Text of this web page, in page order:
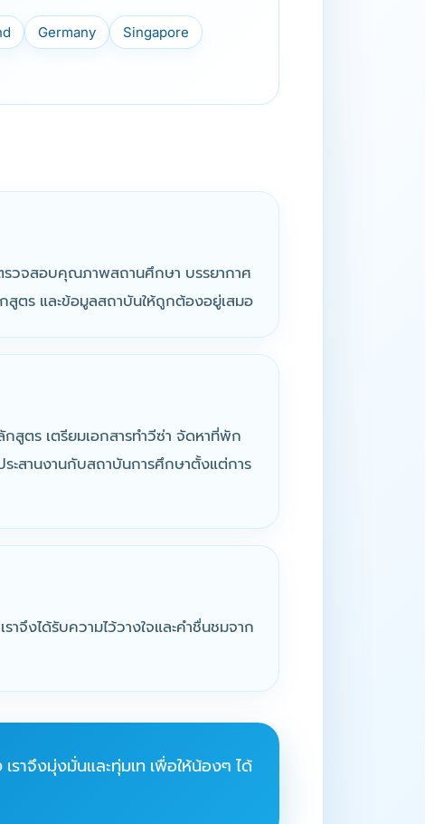
Germany
Singapore
ตรวจสอบคุณภาพสถานศึกษา บรรยากาศ
สูตร และข้อมูลสถาบันให้ถูกต้องอยู่เสมอ
สูตร เตรียมเอกสารทำวีซ่า จัดหาที่พัก
ระสานงานกับสถาบันการศึกษาตั้งแต่การ
จึงได้รับความไว้วางใจและคำชื่นชมจาก
เราจึงมุ่งมั่นและทุ่มเท เพื่อให้น้องๆ ได้